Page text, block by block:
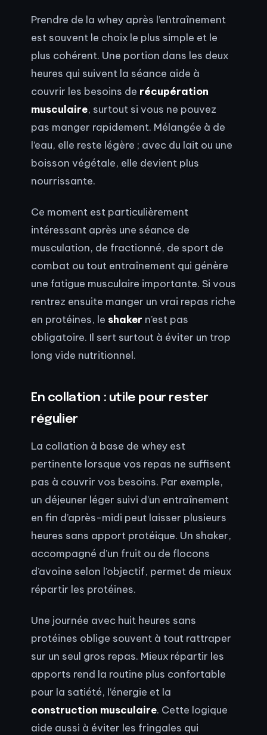
Prendre de la whey après l’entraînement
est souvent le choix le plus simple et le
plus cohérent. Une portion dans les deux
heures qui suivent la séance aide à
couvrir les besoins de récupération
musculaire, surtout si vous ne pouvez
pas manger rapidement. Mélangée à de
l’eau, elle reste légère ; avec du lait ou une
boisson végétale, elle devient plus
nourrissante.
Ce moment est particulièrement
intéressant après une séance de
musculation, de fractionné, de sport de
combat ou tout entraînement qui génère
une fatigue musculaire importante. Si vous
rentrez ensuite manger un vrai repas riche
en protéines, le shaker n’est pas
obligatoire. Il sert surtout à éviter un trop
long vide nutritionnel.
En collation : utile pour rester
régulier
La collation à base de whey est
pertinente lorsque vos repas ne suffisent
pas à couvrir vos besoins. Par exemple,
un déjeuner léger suivi d’un entraînement
en fin d’après-midi peut laisser plusieurs
heures sans apport protéique. Un shaker,
accompagné d’un fruit ou de flocons
d’avoine selon l’objectif, permet de mieux
répartir les protéines.
Une journée avec huit heures sans
protéines oblige souvent à tout rattraper
sur un seul gros repas. Mieux répartir les
apports rend la routine plus confortable
pour la satiété, l’énergie et la
construction musculaire. Cette logique
aide aussi à éviter les fringales qui